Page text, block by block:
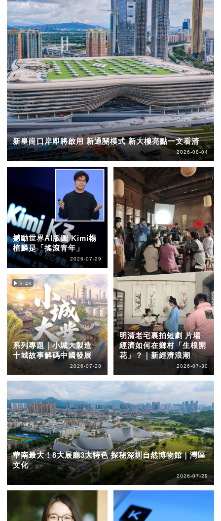
新皇崗口岸即將啟用 新通關模式 新大樓亮點一文看清
2026-08-04
撼動世界AI版圖 Kimi楊
植麟是「搖滾青年」
2026-07-29
3:49
系列專題｜小城大製造
十城故事解碼中國發展
2026-07-28
明清老宅裏拍短劇 片場
經濟如何在鄉村「生根開
花」？｜新經濟浪潮
2026-07-30
華南最大！8大展廳3大特色 探秘深圳自然博物館｜灣區
文化
2026-07-29